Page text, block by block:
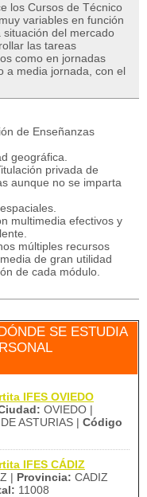
los Cursos de Técnico
variables en función
del mercado
las tareas
como en jornadas
a media jornada, con el
de Enseñanzas
geográfica.
privada de
aunque no se imparta
multimedia efectivos y
múltiples recursos
de gran utilidad
de cada módulo.
SE ESTUDIA
IFES OVIEDO
OVIEDO |
ASTURIAS | Código
IFES CÁDIZ
| Provincia: CADIZ
11008